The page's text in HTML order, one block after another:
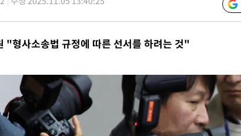
"형사소송법 규정에 따른 선서를 하려는 것"